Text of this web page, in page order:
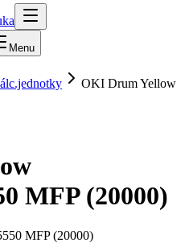
Menu
OKI Drum Yellow
MFP (20000)
MFP (20000)